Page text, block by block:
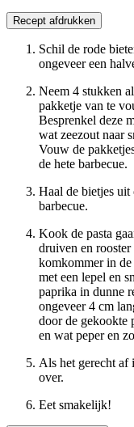
Recept afdrukken
Schil de rode
ongeveer een
Neem 4 stukken
pakketje van te
Besprenkel deze
wat zeezout naar
Vouw de
de hete barbecue.
Haal de bietjes
barbecue.
Kook de pasta
druiven en
komkommer in
met een lepel en
paprika in dunne
ongeveer 4 cm
door de gekookte
en wat peper en
Als het gerecht af
over.
Eet smakelijk!